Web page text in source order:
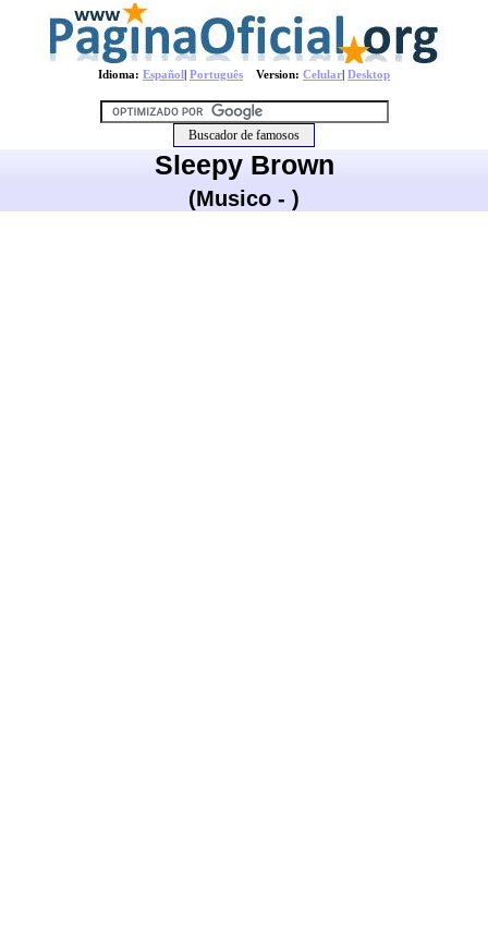
Idioma: Español| Português Version: Celular| Desktop
Sleepy Brown
(Musico - )